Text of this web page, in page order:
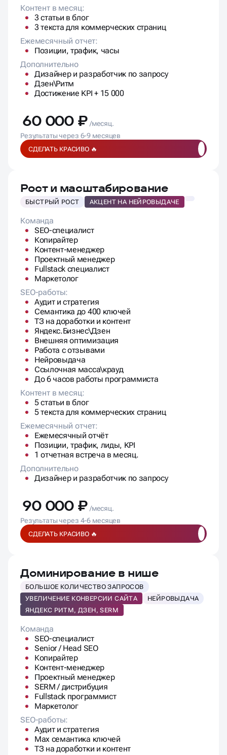
Контент в месяц:
3 статьи в блог
3 текста для коммерческих страниц
Ежемесячный отчет:
Позиции, трафик, часы
Дополнительно
Дизайнер и разработчик по запросу
Дзен\Ритм
Достижение KPI + 15 000
60 000 ₽ /месяц.
Результаты через 6-9 месяцев
СДЕЛАТЬ КРАСИВО 🔥
Рост и масштабирование
БЫСТРЫЙ РОСТ АКЦЕНТ НА НЕЙРОВЫДАЧЕ
Команда
SEO-специалист
Копирайтер
Контент-менеджер
Проектный менеджер
Fullstack специалист
Маркетолог
SEO-работы:
Аудит и стратегия
Семантика до 400 ключей
ТЗ на доработки и контент
Яндекс.Бизнес\Дзен
Внешняя оптимизация
Работа с отзывами
Нейровыдача
Ссылочная масса\крауд
До 6 часов работы программиста
Контент в месяц:
5 статьи в блог
5 текста для коммерческих страниц
Ежемесячный отчет:
Ежемесячный отчёт
Позиции, трафик, лиды, KPI
1 отчетная встреча в месяц.
Дополнительно
Дизайнер и разработчик по запросу
90 000 ₽ /месяц.
Результаты через 4-6 месяцев
СДЕЛАТЬ КРАСИВО 🔥
Доминирование в нише
БОЛЬШОЕ КОЛИЧЕСТВО ЗАПРОСОВ
УВЕЛИЧЕНИЕ КОНВЕРСИИ САЙТА
НЕЙРОВЫДАЧА
ЯНДЕКС РИТМ, ДЗЕН, SERM
Команда
SEO-специалист
Senior / Head SEO
Копирайтер
Контент-менеджер
Проектный менеджер
SERM / дистрибуция
Fullstack программист
Маркетолог
SEO-работы:
Аудит и стратегия
Max семантика ключей
ТЗ на доработки и контент